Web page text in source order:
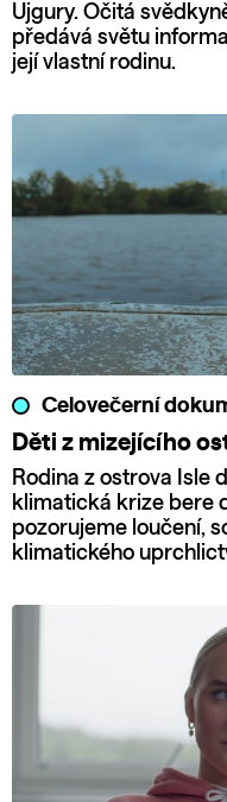
Ujgury. Očitá
předává světu
její vlastní rodinu.
Celovečerní
Děti z mizejícího
Rodina z ostrova Isle
klimatická krize bere
pozorujeme loučení,
klimatického